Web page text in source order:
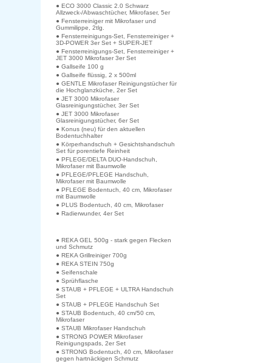
● ECO 3000 Classic 2.0 Schwarz
Allzweck-/Abwaschtücher, Mikrofaser, 5er
● Fensterreiniger mit Mikrofaser und
Gummilippe, 2tlg.
● Fensterreinigungs-Set, Fensterreiniger +
3D-POWER 3er Set + SUPER-JET
● Fensterreinigungs-Set, Fensterreiniger +
JET 3000 Mikrofaser 3er Set
● Gallseife 100 g
● Gallseife flüssig, 2 x 500ml
● GENTLE Mikrofaser Reinigungstücher für
die Hochglanzküche, 2er Set
● JET 3000 Mikrofaser
Glasreinigungstücher, 3er Set
● JET 3000 Mikrofaser
Glasreinigungstücher, 6er Set
● Konus (neu) für den aktuellen
Bodentuchhalter
● Körperhandschuh + Gesichtshandschuh
Set für porentiefe Reinheit
● PFLEGE/DELTA DUO-Handschuh,
Mikrofaser mit Baumwolle
● PFLEGE/PFLEGE Handschuh,
Mikrofaser mit Baumwolle
● PFLEGE Bodentuch, 40 cm, Mikrofaser
mit Baumwolle
● PLUS Bodentuch, 40 cm, Mikrofaser
● Radierwunder, 4er Set
● REKA GEL 500g - stark gegen Flecken
und Schmutz
● REKA Grillreiniger 700g
● REKA STEIN 750g
● Seifenschale
● Sprühflasche
● STAUB + PFLEGE + ULTRA Handschuh
Set
● STAUB + PFLEGE Handschuh Set
● STAUB Bodentuch, 40 cm/50 cm,
Mikrofaser
● STAUB Mikrofaser Handschuh
● STRONG POWER Mikrofaser
Reinigungspads, 2er Set
● STRONG Bodentuch, 40 cm, Mikrofaser
gegen hartnäckigen Schmutz